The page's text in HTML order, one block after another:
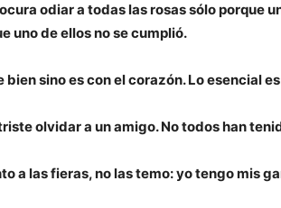
odiar a todas las rosas sólo porque
uno de ellos no se cumplió.
bien sino es con el corazón. Lo esencial
olvidar a un amigo. No todos han
a las fieras, no las temo: yo tengo mis